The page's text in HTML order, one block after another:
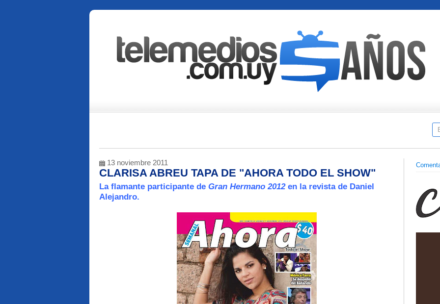
13 noviembre 2011
CLARISA ABREU TAPA DE "AHORA TODO EL SHOW"
La flamante participante de Gran Hermano 2012 en la revista de Daniel
Alejandro.